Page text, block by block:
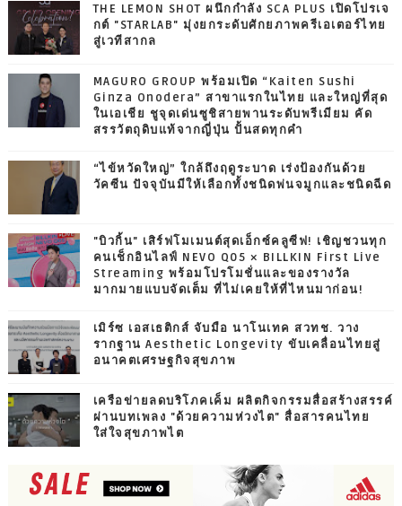
THE LEMON SHOT ผนึกกำลัง SCA PLUS เปิดโปรเจ
กต์ "STARLAB" มุ่งยกระดับศักยภาพครีเอเตอร์ไทย
สู่เวทีสากล
MAGURO GROUP พร้อมเปิด “Kaiten Sushi
Ginza Onodera” สาขาแรกในไทย และใหญ่ที่สุด
ในเอเชีย ชูจุดเด่นซูชิสายพานระดับพรีเมียม คัด
สรรวัตถุดิบแท้จากญี่ปุ่น ปั้นสดทุกคำ
“ไข้หวัดใหญ่” ใกล้ถึงฤดูระบาด เร่งป้องกันด้วย
วัคซีน ปัจจุบันมีให้เลือกทั้งชนิดพ่นจมูกและชนิดฉีด
"บิวกิ้น" เสิร์ฟโมเมนต์สุดเอ็กซ์คลูซีฟ! เชิญชวนทุก
คนเช็กอินไลฟ์ NEVO Q05 × BILLKIN First Live
Streaming พร้อมโปรโมชั่นและของรางวัล
มากมายแบบจัดเต็ม ที่ไม่เคยให้ที่ไหนมาก่อน!
เมิร์ซ เอสเธติกส์ จับมือ นาโนเทค สวทช. วาง
รากฐาน Aesthetic Longevity ขับเคลื่อนไทยสู่
อนาคตเศรษฐกิจสุขภาพ
เครือข่ายลดบริโภคเค็ม ผลิตกิจกรรมสื่อสร้างสรรค์
ผ่านบทเพลง "ด้วยความห่วงไต" สื่อสารคนไทย
ใส่ใจสุขภาพไต